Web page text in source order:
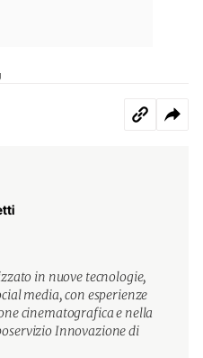
in nuove tecnologie,
media, con esperienze
cinematografica e nella
Innovazione di